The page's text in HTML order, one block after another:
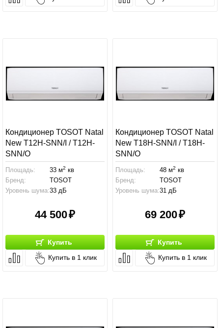
Кондиционер TOSOT Natal
New T12H-SNN/I / T12H-
SNN/O
Площадь: 33 м2 кв
Бренд:
TOSOT
Уровень шума:33 дБ
44 500
Купить
Купить в 1 клик
Кондиционер TOSOT Natal
New T18H-SNN/I / T18H-
SNN/O
Площадь: 48 м2 кв
Бренд:
TOSOT
Уровень шума:31 дБ
69 200
Купить
Купить в 1 клик